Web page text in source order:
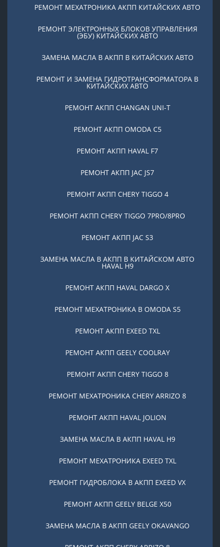
РЕМОНТ МЕХАТРОНИКА АКПП КИТАЙСКИХ АВТО
РЕМОНТ ЭЛЕКТРОННЫХ БЛОКОВ УПРАВЛЕНИЯ
(ЭБУ) КИТАЙСКИХ АВТО
ЗАМЕНА МАСЛА В АКПП В КИТАЙСКИХ АВТО
РЕМОНТ И ЗАМЕНА ГИДРОТРАНСФОРМАТОРА В
КИТАЙСКИХ АВТО
РЕМОНТ АКПП CHANGAN UNI-T
РЕМОНТ АКПП OMODA C5
РЕМОНТ АКПП HAVAL F7
РЕМОНТ АКПП JAC JS7
РЕМОНТ АКПП CHERY TIGGO 4
РЕМОНТ АКПП CHERY TIGGO 7PRO/8PRO
РЕМОНТ АКПП JAC S3
ЗАМЕНА МАСЛА В АКПП В КИТАЙСКОМ АВТО
HAVAL H9
РЕМОНТ АКПП HAVAL DARGO X
РЕМОНТ МЕХАТРОНИКА В OMODA S5
РЕМОНТ АКПП EXEED TXL
РЕМОНТ АКПП GEELY COOLRAY
РЕМОНТ АКПП CHERY TIGGO 8
РЕМОНТ МЕХАТРОНИКА CHERY ARRIZO 8
РЕМОНТ АКПП HAVAL JOLION
ЗАМЕНА МАСЛА В АКПП HAVAL H9
РЕМОНТ МЕХАТРОНИКА EXEED TXL
РЕМОНТ ГИДРОБЛОКА В АКПП EXEED VX
РЕМОНТ АКПП GEELY BELGE X50
ЗАМЕНА МАСЛА В АКПП GEELY OKAVANGO